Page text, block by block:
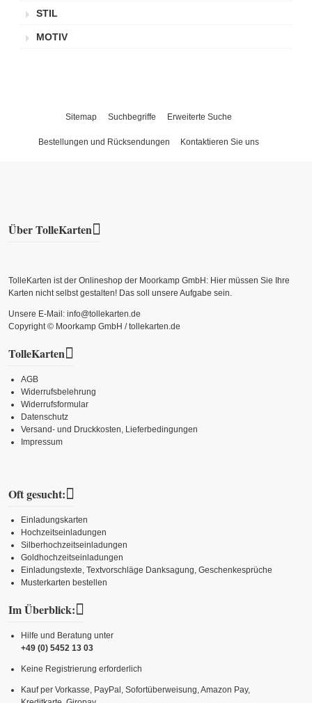
STIL
MOTIV
Sitemap Suchbegriffe Erweiterte Suche
Bestellungen und Rücksendungen Kontaktieren Sie uns
Über TolleKarten
TolleKarten ist der Onlineshop der Moorkamp GmbH: Hier müssen Sie Ihre
Karten nicht selbst gestalten! Das soll unsere Aufgabe sein.
Unsere E-Mail: info@tollekarten.de
Copyright © Moorkamp GmbH / tollekarten.de
TolleKarten
AGB
Widerrufsbelehrung
Widerrufsformular
Datenschutz
Versand- und Druckkosten, Lieferbedingungen
Impressum
Oft gesucht:
Einladungskarten
Hochzeitseinladungen
Silberhochzeitseinladungen
Goldhochzeitseinladungen
Einladungstexte, Textvorschläge Danksagung, Geschenkesprüche
Musterkarten bestellen
Im Überblick:
Hilfe und Beratung unter
+49 (0) 5452 13 03
Keine Registrierung erforderlich
Kauf per Vorkasse, PayPal, Sofortüberweisung, Amazon Pay,